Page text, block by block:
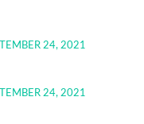
24, 2021
24, 2021